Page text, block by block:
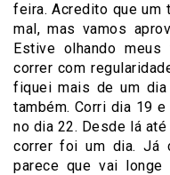
feira. Acredito que um
mal, mas vamos
Estive olhando
correr com
fiquei mais de um
também. Corri dia 19
no dia 22. Desde lá
correr foi um dia. Já
parece que vai